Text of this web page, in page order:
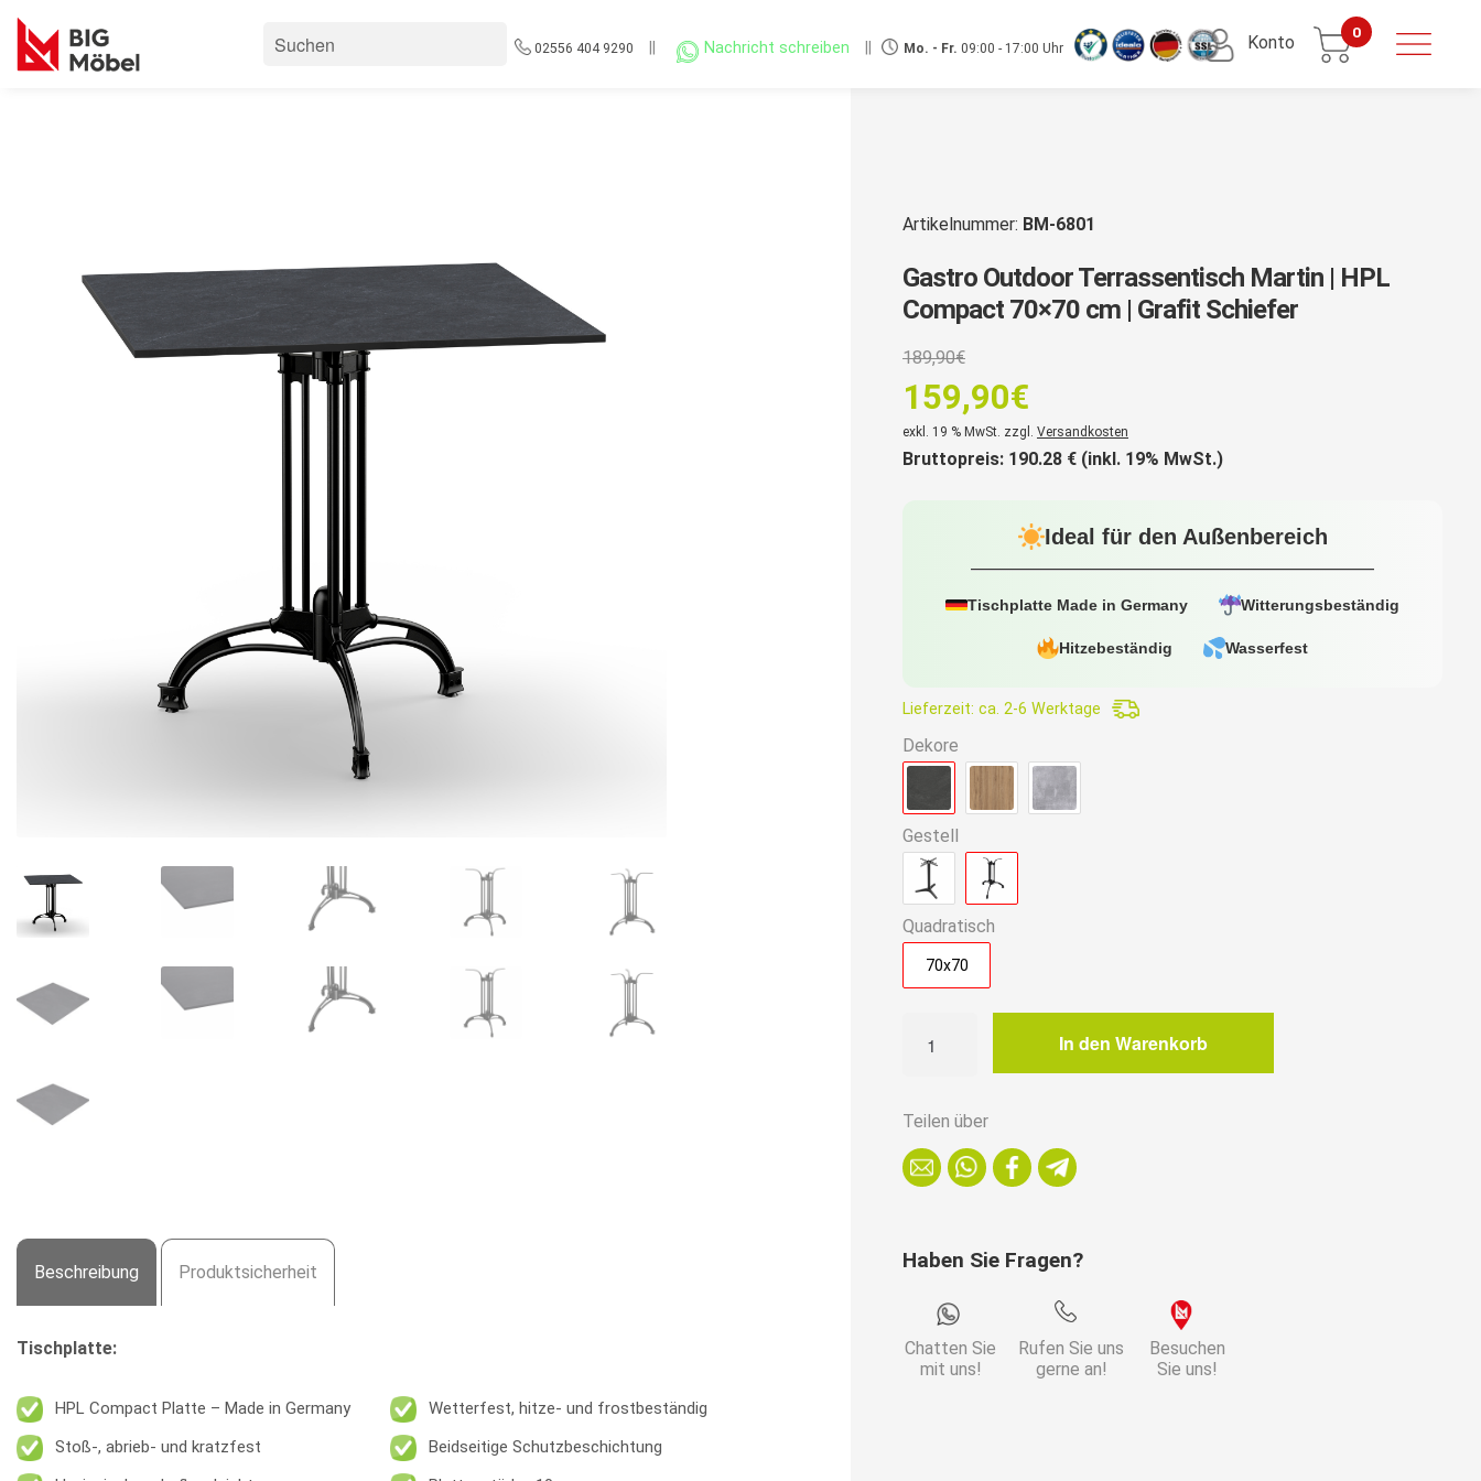
02556 404 9290 Nachricht schreiben Mo. - Fr. 09:00 - 17:00 Uhr Konto 0
Beschreibung Produktsicherheit
Tischplatte:
HPL Compact Platte – Made in Germany
Wetterfest, hitze- und frostbeständig
Stoß-, abrieb- und kratzfest
Beidseitige Schutzbeschichtung
Artikelnummer: BM-6801
Gastro Outdoor Terrassentisch Martin | HPL
Compact 70×70 cm | Grafit Schiefer
189,90€Ursprünglicher
Preis
war:
189,90€
159,90€
Aktueller
Preis
exkl. 19 % MwSt. zzgl. Versandkosten
Bruttopreis: 190.28 € (inkl. 19% MwSt.)
Ideal für den Außenbereich
Tischplatte Made in Germany Witterungsbeständig
Hitzebeständig Wasserfest
Lieferzeit: ca. 2-6 Werktage
Dekore
Gestell
Quadratisch
70x70
Outdoor
Martin
|
HPL
cm
Schiefer
In den Warenkorb
Teilen über
Haben Sie Fragen?
Chatten Sie
mit uns!
Rufen Sie uns
gerne an!
Besuchen
Sie uns!